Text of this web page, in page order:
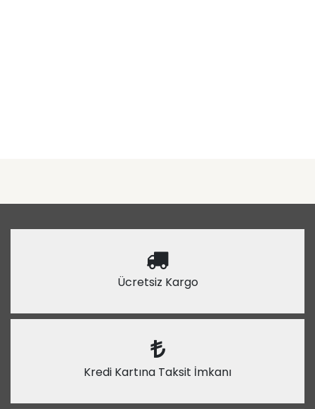
Ücretsiz Kargo
Kredi Kartına Taksit İmkanı